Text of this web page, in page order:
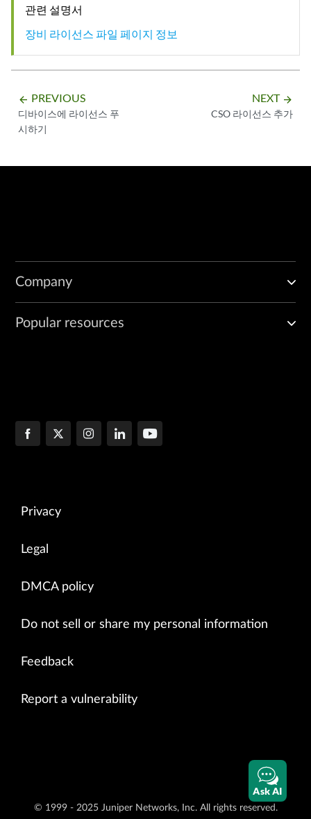
관련 설명서
장비 라이선스 파일 페이지 정보
arrow_backward PREVIOUS
디바이스에 라이선스 푸
시하기
NEXT arrow_forward
CSO 라이선스 추가
Company
Popular resources
Privacy
Legal
DMCA policy
Do not sell or share my personal information
Feedback
Report a vulnerability
© 1999 - 2025 Juniper Networks, Inc. All rights reserved.
Ask AI